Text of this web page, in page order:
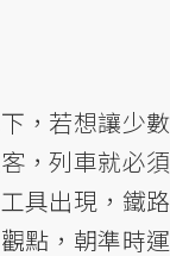
，若想讓少數
，列車就必須
具出現，鐵路
點，朝準時運